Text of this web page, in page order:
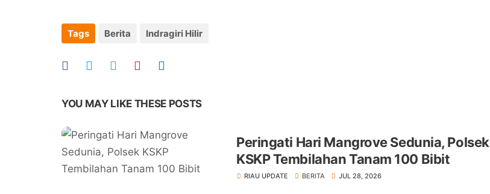
Tags Berita Indragiri Hilir
YOU MAY LIKE THESE POSTS
Peringati Hari Mangrove Sedunia, Polsek
KSKP Tembilahan Tanam 100 Bibit
RIAU UPDATE BERITA JUL 28, 2026